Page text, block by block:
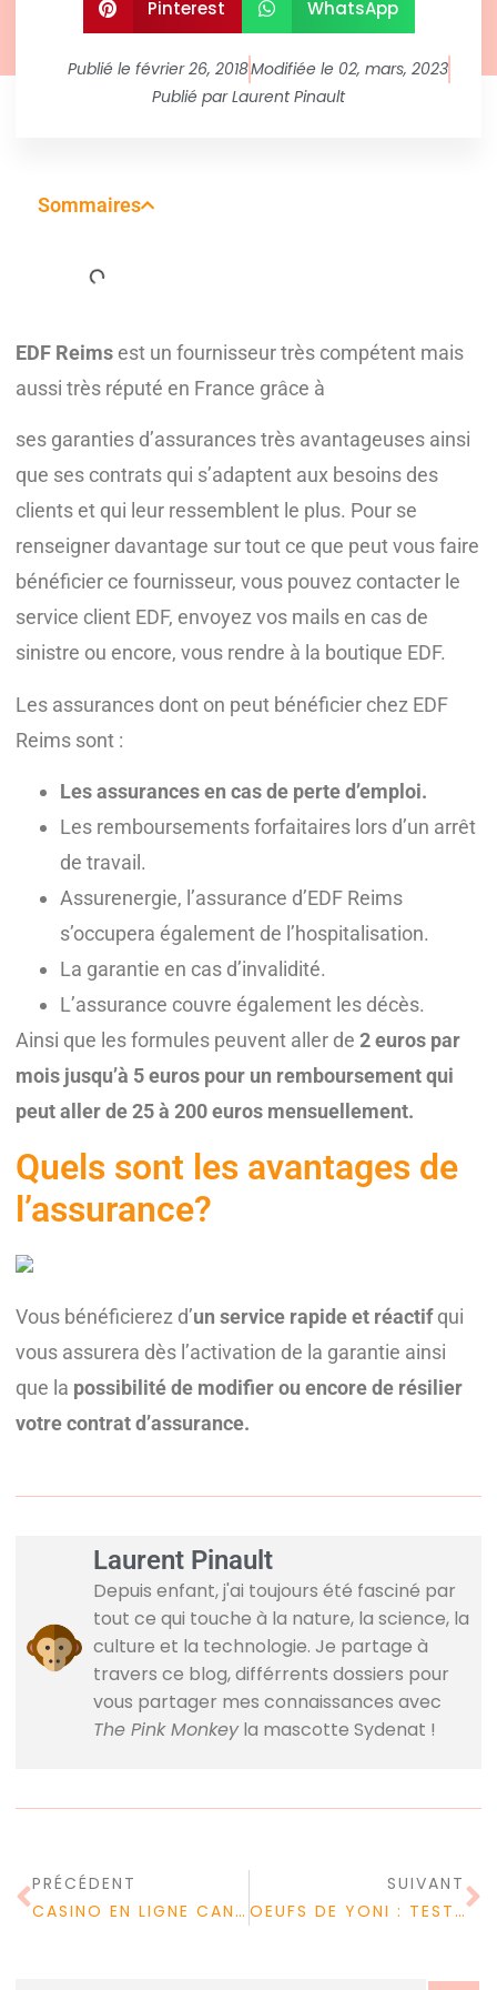
Pinterest WhatsApp
Publié le février 26, 2018Modifiée le 02, mars, 2023
Publié parLaurent Pinault
Sommaires
EDF Reims est un fournisseur très compétent mais
aussi très réputé en France grâce à
ses garanties d’assurances très avantageuses ainsi
que ses contrats qui s’adaptent aux besoins des
clients et qui leur ressemblent le plus. Pour se
renseigner davantage sur tout ce que peut vous faire
bénéficier ce fournisseur, vous pouvez contacter le
service client EDF, envoyez vos mails en cas de
sinistre ou encore, vous rendre à la boutique EDF.
Les assurances dont on peut bénéficier chez EDF
Reims sont :
Les assurances en cas de perte d’emploi.
Les remboursements forfaitaires lors d’un arrêt
de travail.
Assurenergie, l’assurance d’EDF Reims
s’occupera également de l’hospitalisation.
La garantie en cas d’invalidité.
L’assurance couvre également les décès.
Ainsi que les formules peuvent aller de 2 euros par
mois jusqu’à 5 euros pour un remboursement qui
peut aller de 25 à 200 euros mensuellement.
Quels sont les avantages de
l’assurance?
Vous bénéficierez d’un service rapide et réactifqui
vous assurera dès l’activation de la garantie ainsi
que la possibilité de modifier ou encore de résilier
votre contrat d’assurance.
Laurent Pinault
Depuis enfant, j'ai toujours été fasciné par
tout ce qui touche à la nature, la science, la
culture et la technologie. Je partage à
travers ce blog, différrents dossiers pour
vous partager mes connaissances avec
The Pink Monkeyla mascotte Sydenat !
PRÉCÉDENT
CASINO EN LIGNE CANADA : DES GAINS MAIS ÉGALEMENT DU FUN ?
SUIVANT
OEUFS DE YONI : TESTER L’OEUF DE JADE, OUI MAIS LEQUEL ?